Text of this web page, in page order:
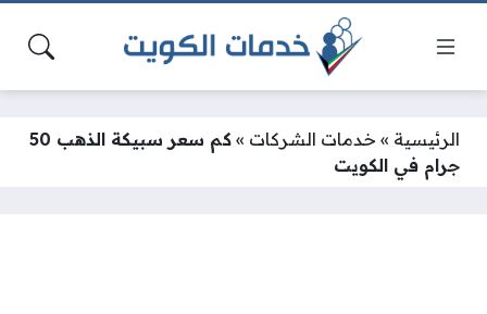
الرئيسية » خدمات الشركات »
كم سعر سبيكة الذهب 50
جرام في الكويت